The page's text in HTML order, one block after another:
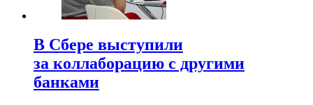
В Сбере выступили
за коллаборацию с другими
банками